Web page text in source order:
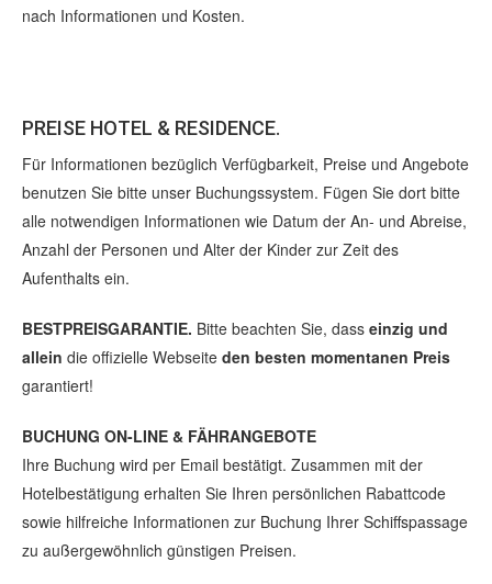
nach Informationen und Kosten.
PREISE HOTEL & RESIDENCE.
Für Informationen bezüglich Verfügbarkeit, Preise und Angebote
benutzen Sie bitte unser Buchungssystem. Fügen Sie dort bitte
alle notwendigen Informationen wie Datum der An- und Abreise,
Anzahl der Personen und Alter der Kinder zur Zeit des
Aufenthalts ein.
BESTPREISGARANTIE. Bitte beachten Sie, dass einzig und
allein die offizielle Webseite den besten momentanen Preis
garantiert!
BUCHUNG ON-LINE & FÄHRANGEBOTE
Ihre Buchung wird per Email bestätigt. Zusammen mit der
Hotelbestätigung erhalten Sie Ihren persönlichen Rabattcode
sowie hilfreiche Informationen zur Buchung Ihrer Schiffspassage
zu außergewöhnlich günstigen Preisen.